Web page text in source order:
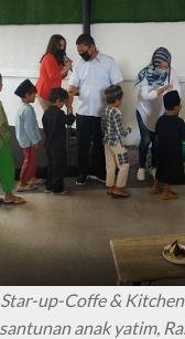
up-Coffe &
anak yatim,